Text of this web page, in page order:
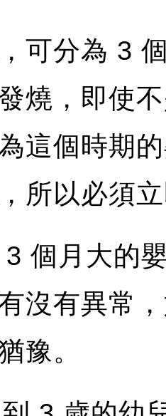
可分為 3
燒，即使
這個時期
所以必須
個月大的
沒有異常
豫。